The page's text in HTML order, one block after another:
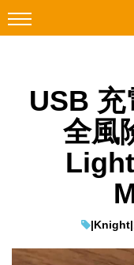
Facebook
EduTech
USB 充
全風
|Knight|